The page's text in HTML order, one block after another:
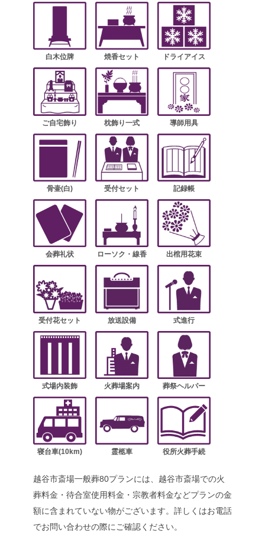
白木位牌 焼香セット ドライアイス
ご自宅飾り 枕飾り一式 導師用具
骨壷(白) 受付セット 記録帳
会葬礼状 ローソク・線香 出棺用花束
受付花セット 放送設備 式進行
式場内装飾 火葬場案内 葬祭ヘルパー
寝台車(10km) 霊柩車 役所火葬手続
越谷市斎場一般葬80プランには、越谷市斎場での火
葬料金・待合室使用料金・宗教者料金などプランの金
額に含まれていない物がございます。詳しくはお電話
でお問い合わせの際にご確認ください。